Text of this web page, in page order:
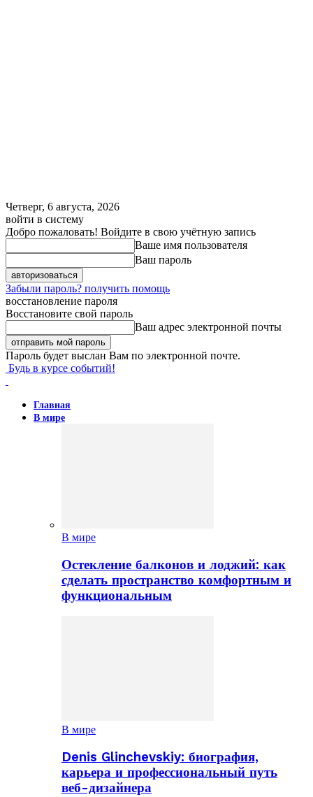
Четверг, 6 августа, 2026
войти в систему
Добро пожаловать! Войдите в свою учётную запись
Ваше имя пользователя
Ваш пароль
Забыли пароль? получить помощь
восстановление пароля
Восстановите свой пароль
Ваш адрес электронной почты
Пароль будет выслан Вам по электронной почте.
Будь в курсе событий!
Главная
В мире
В мире
Остекление балконов и лоджий: как
сделать пространство комфортным и
функциональным
В мире
Denis Glinchevskiy: биография,
карьера и профессиональный путь
веб-дизайнера